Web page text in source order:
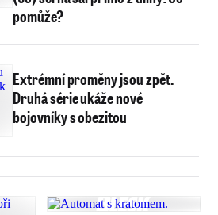
pomůže?
Extrémní proměny jsou zpět.
Druhá série ukáže nové
bojovníky s obezitou